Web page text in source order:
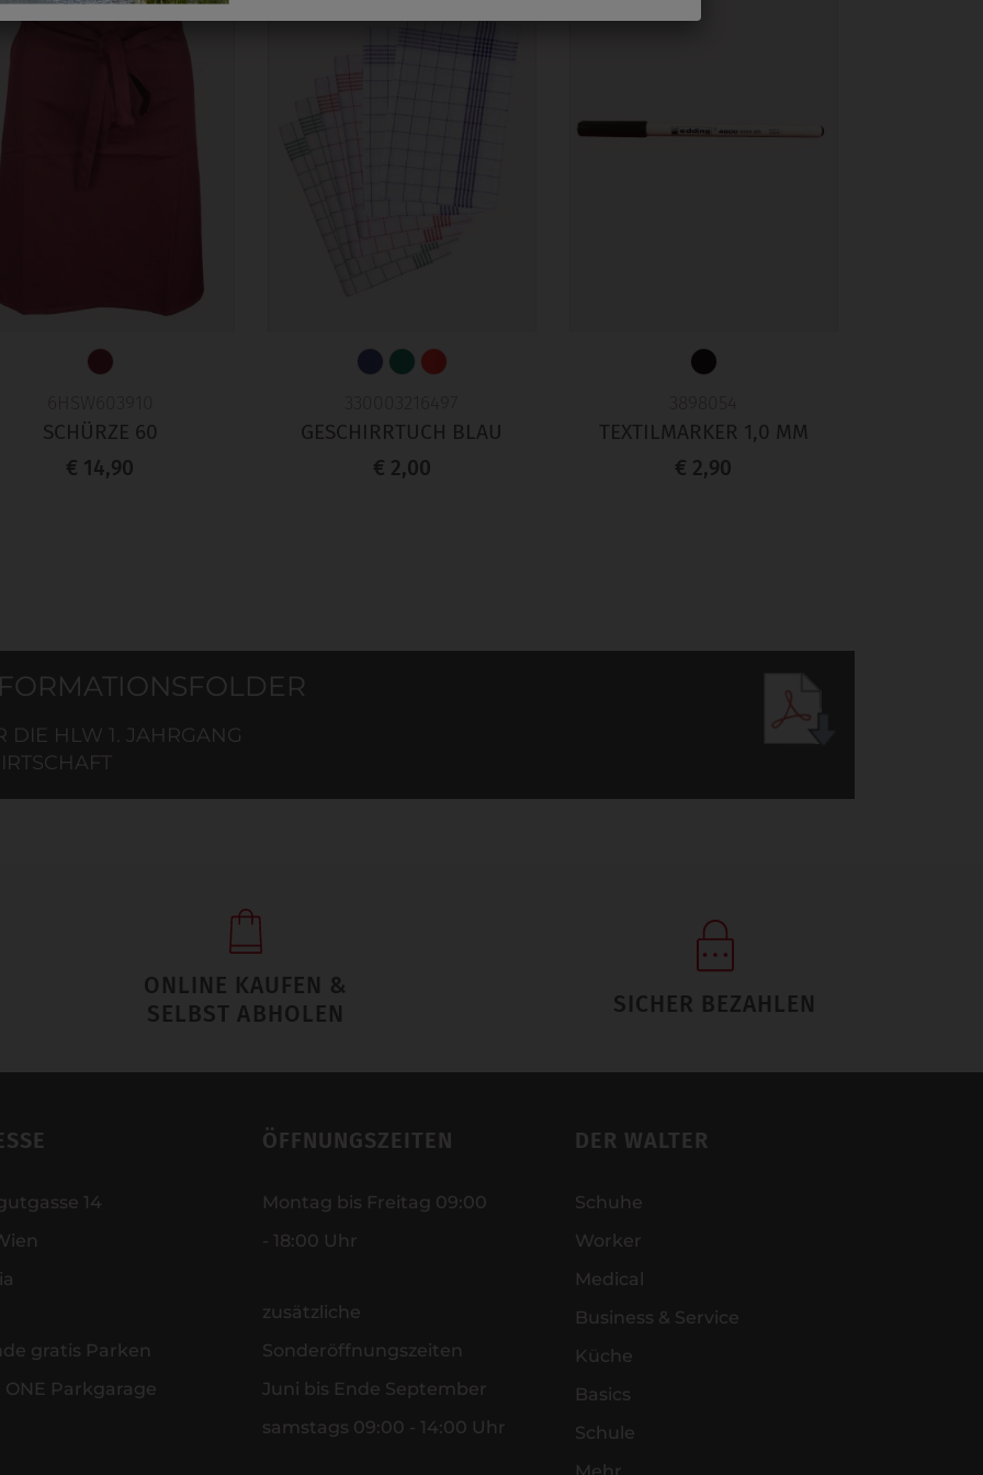
SCHÜRZE 60
€ 14,90
GESCHIRRTUCH BLAU
€ 2,00
TEXTILMARKER 1,0 MM
€ 2,90
DIE HLW 1. JAHRGANG
ONLINE KAUFEN &
SELBST ABHOLEN
SICHER BEZAHLEN
14
gratis Parken
ONE Parkgarage
ÖFFNUNGSZEITEN
Montag bis Freitag 09:00
- 18:00 Uhr
zusätzliche
Sonderöffnungszeiten
Juni bis Ende September
samstags 09:00 - 14:00 Uhr
DER WALTER
Schuhe
Worker
Medical
Business & Service
Küche
Basics
Schule